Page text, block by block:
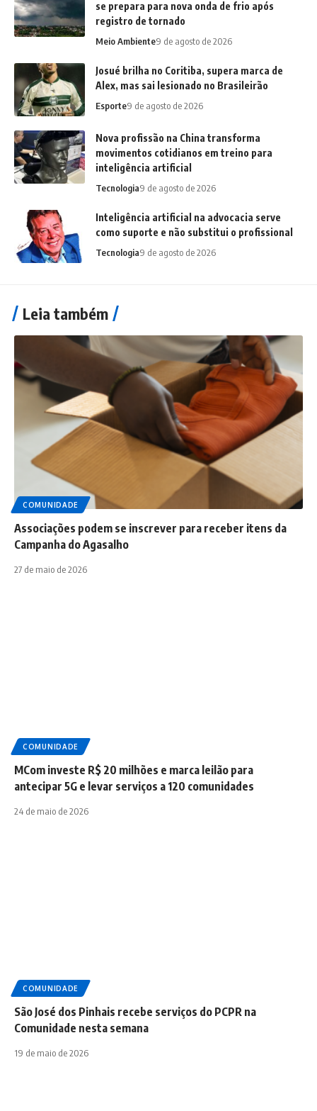
se prepara para nova onda de frio após
registro de tornado
Meio Ambiente9 de agosto de 2026
Josué brilha no Coritiba, supera marca de
Alex, mas sai lesionado no Brasileirão
Esporte9 de agosto de 2026
Nova profissão na China transforma
movimentos cotidianos em treino para
inteligência artificial
Tecnologia9 de agosto de 2026
Inteligência artificial na advocacia serve
como suporte e não substitui o profissional
Tecnologia9 de agosto de 2026
Leia também
COMUNIDADE
Associações podem se inscrever para receber itens da
Campanha do Agasalho
27 de maio de 2026
COMUNIDADE
MCom investe R$ 20 milhões e marca leilão para
antecipar 5G e levar serviços a 120 comunidades
24 de maio de 2026
COMUNIDADE
São José dos Pinhais recebe serviços do PCPR na
Comunidade nesta semana
19 de maio de 2026